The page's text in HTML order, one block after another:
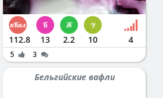
112.8 13 2.2 10 4
5 3
Бельгийские вафли